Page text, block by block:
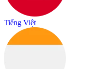
Tiếng Việt